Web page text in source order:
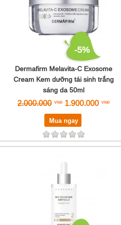
-5%
Dermafirm Melavita-C Exosome
Cream Kem dưỡng tái sinh trắng
sáng da 50ml
2.000.000 1.900.000
Mua ngay